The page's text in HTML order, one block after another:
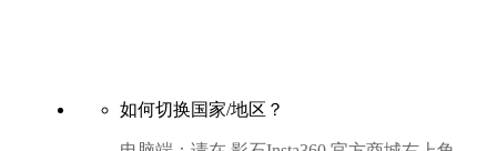
如何切换国家/地区？